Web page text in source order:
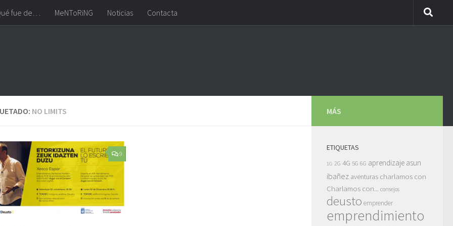
fue de… MeNToRiNG Noticias Contacta
NO LIMITS
9
MÁS
ETIQUETAS
1G 2G 4G 5G 6G aprendizaje asun
ibañez aventuras charlamos con
Charlamos con... consejos
deusto emprender
emprendimiento